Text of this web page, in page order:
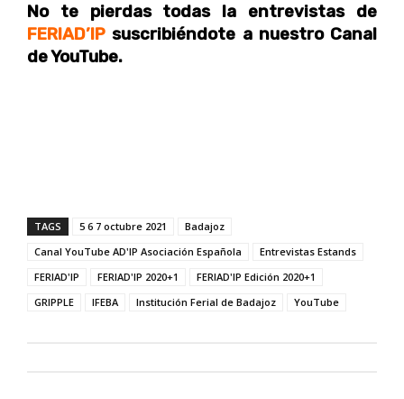
No te pierdas todas la entrevistas de
FERIAD’IP suscribiéndote a nuestro Canal
de YouTube.
TAGS 5 6 7 octubre 2021
Badajoz
Canal YouTube AD'IP Asociación Española
Entrevistas Estands
FERIAD'IP
FERIAD'IP 2020+1
FERIAD'IP Edición 2020+1
GRIPPLE
IFEBA Institución Ferial de Badajoz YouTube